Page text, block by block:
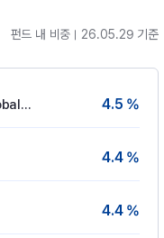
펀드 내 비중 26.05.29 기준
T. Rowe Price Funds SICAV - Global Gove 4.5 %
4.4 %
4.4 %